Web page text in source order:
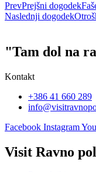
PrevPrejšni dogodek
Naslednji dogodek
"Tam dol na
Kontakt
+386 41 660 289
Facebook Instagram
Visit Ravno